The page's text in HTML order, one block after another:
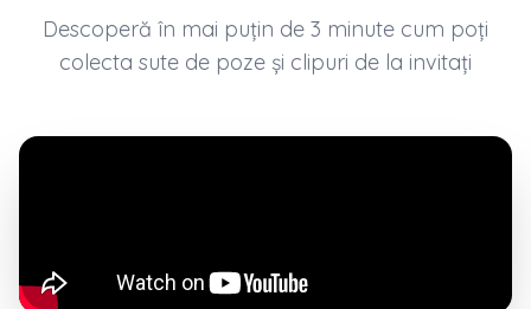
Descoperă în mai puțin de 3 minute cum poți
colecta sute de poze și clipuri de la invitați